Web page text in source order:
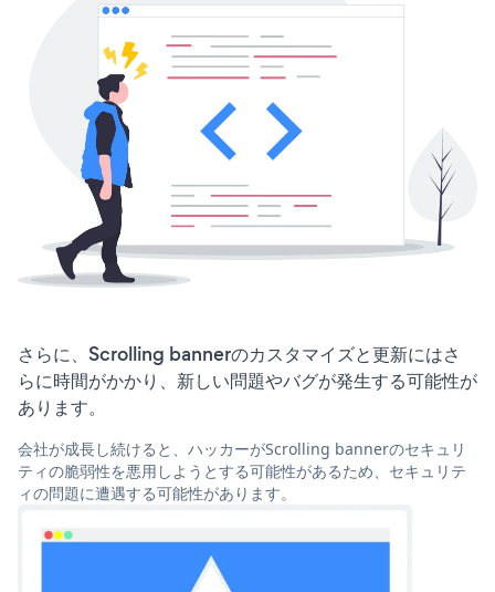
さらに、Scrolling bannerのカスタマイズと更新にはさ
らに時間がかかり、新しい問題やバグが発生する可能性が
あります。
会社が成長し続けると、ハッカーがScrolling bannerのセキュリ
ティの脆弱性を悪用しようとする可能性があるため、セキュリテ
ィの問題に遭遇する可能性があります。